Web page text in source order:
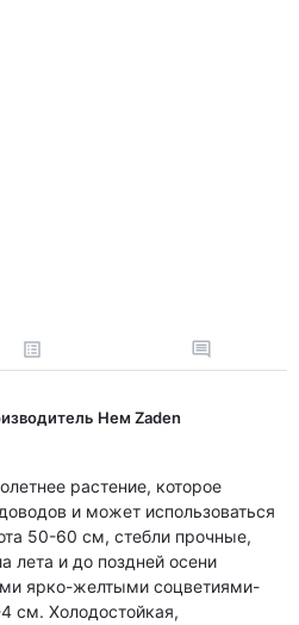
Нем Zaden
растение, которое
и может использоваться
50-60 см, стебли прочные,
лета и до поздней осени
ярко-желтыми соцветиями-
см. Холодостойкая,